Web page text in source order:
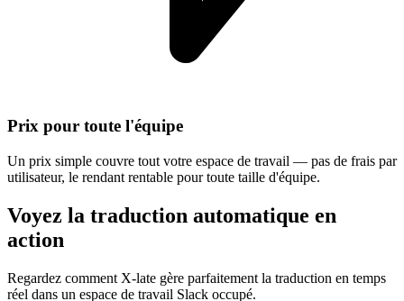
Prix pour toute l'équipe
Un prix simple couvre tout votre espace de travail — pas de frais par
utilisateur, le rendant rentable pour toute taille d'équipe.
Voyez la traduction automatique en
action
Regardez comment X-late gère parfaitement la traduction en temps
réel dans un espace de travail Slack occupé.